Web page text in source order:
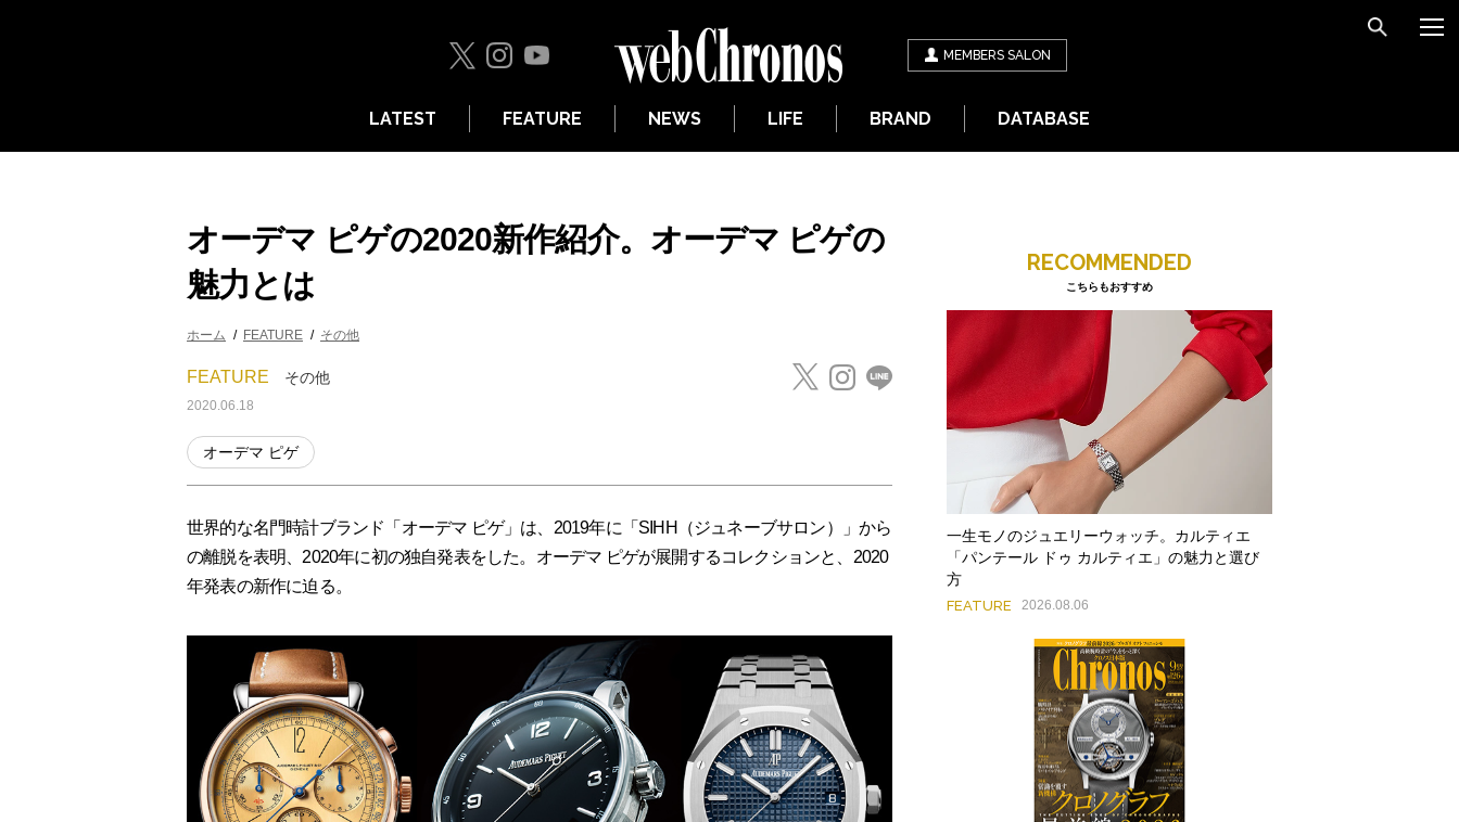
MEMBERS SALON
LATEST FEATURE NEWS LIFE BRAND DATABASE
オーデマ ピゲの2020新作紹介。オーデマ ピゲの
魅力とは
ホーム FEATURE その他
FEATURE その他
2020.06.18
オーデマ ピゲ
世界的な名門時計ブランド「オーデマ ピゲ」は、2019年に「SIHH（ジュネーブサロン）」から
の離脱を表明、2020年に初の独自発表をした。オーデマ ピゲが展開するコレクションと、2020
年発表の新作に迫る。
RECOMMENDED
こちらもおすすめ
一生モノのジュエリーウォッチ。カルティエ
「パンテール ドゥ カルティエ」の魅力と選び
方
FEATURE 2026.08.06